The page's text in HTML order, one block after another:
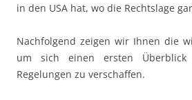
in den USA hat, wo die Rechtslage
Nachfolgend zeigen wir Ihnen die
um sich einen ersten
Regelungen zu verschaffen.